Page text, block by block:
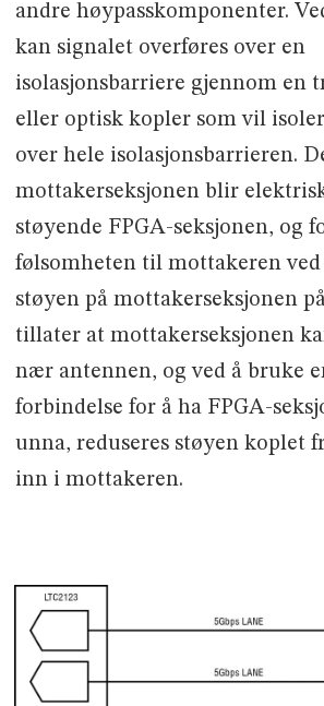
andre høypasskomponenter.
kan signalet overføres over en
isolasjonsbarriere gjennom en
eller optisk kopler som vil
over hele isolasjonsbarrieren.
mottakerseksjonen blir
støyende FPGA-seksjonen, og
følsomheten til mottakeren ved
støyen på mottakerseksjonen
tillater at mottakerseksjonen
nær antennen, og ved å bruke
forbindelse for å ha FPGA-
unna, reduseres støyen koplet
inn i mottakeren.